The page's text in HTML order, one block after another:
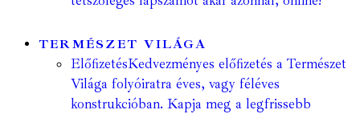
TERMÉSZET VILÁGA
ElőfizetésKedvezményes előfizetés a Természet
Világa folyóiratra éves, vagy féléves
konstrukcióban. Kapja meg a legfrissebb